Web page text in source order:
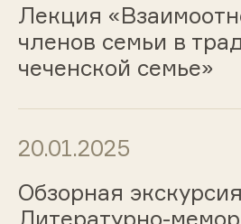
Лекция
членов семьи в
чеченской семье»
20.01.2025
Обзорная